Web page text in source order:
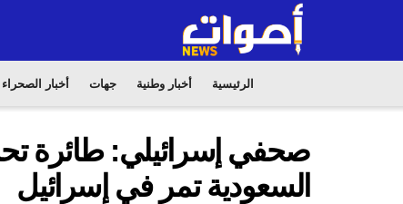
الرئيسية أخبار وطنية جهات أخبار الصحراء
صحفي إسرائيلي: طائرة
السعودية تمر في إسرائيل